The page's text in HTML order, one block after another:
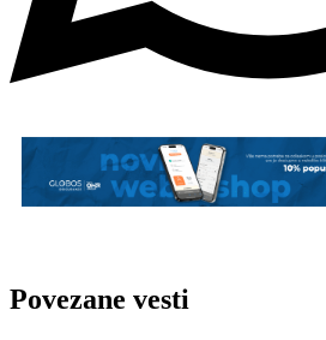
Povezane vesti